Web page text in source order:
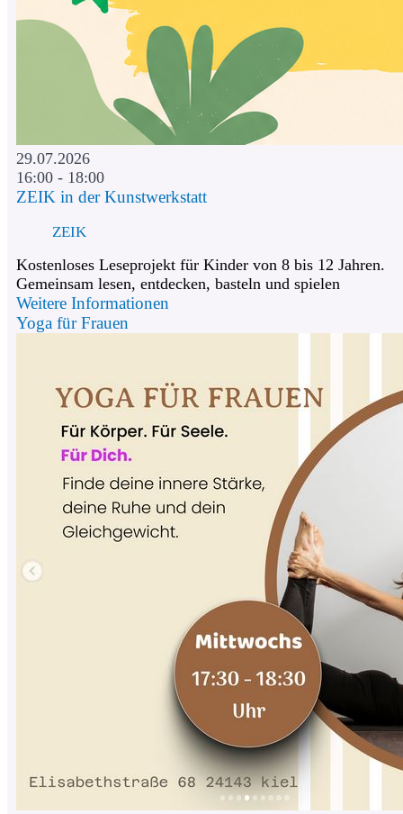
29.07.2026
16:00 - 18:00
ZEIK in der Kunstwerkstatt
ZEIK
Kostenloses Leseprojekt für Kinder von 8 bis 12 Jahren.
Gemeinsam lesen, entdecken, basteln und spielen
Weitere Informationen
Yoga für Frauen